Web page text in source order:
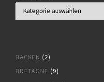
BACKEN (2)
BRETAGNE (9)